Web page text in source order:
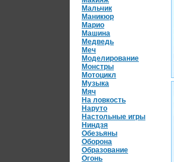
Мальчик
Маникюр
Марио
Машина
Медведь
Меч
Моделирование
Монстры
Мотоцикл
Музыка
Мяч
На ловкость
Наруто
Настольные игры
Ниндзя
Обезьяны
Оборона
Образование
Огонь